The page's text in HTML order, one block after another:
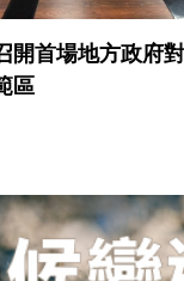
開首場地方政府
區